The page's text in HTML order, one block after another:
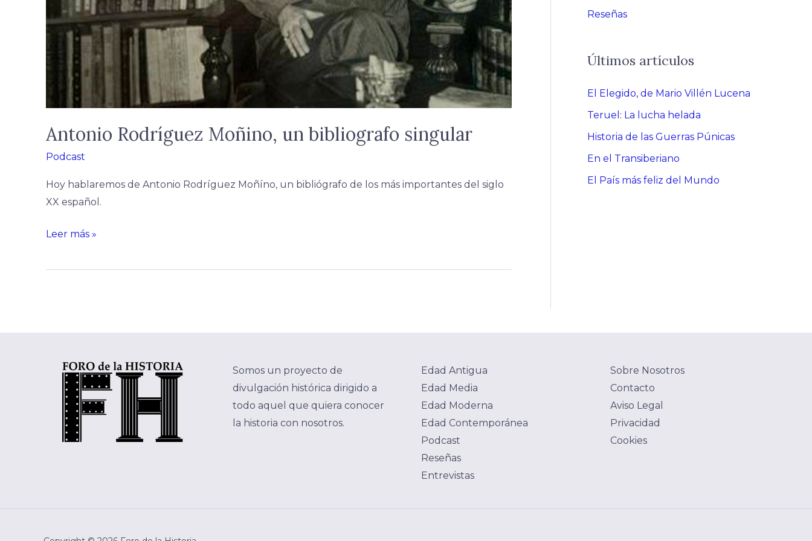
Antonio Rodríguez Moñino, un bibliografo singular
Podcast
Hoy hablaremos de Antonio Rodríguez Moñíno, un bibliógrafo de los más importantes del siglo
XX español.
Leer más »
Reseñas
Últimos artículos
El Elegido, de Mario Villén Lucena
Teruel: La lucha helada
Historia de las Guerras Púnicas
En el Transiberiano
El País más feliz del Mundo
Somos un proyecto de
divulgación histórica dirigido a
todo aquel que quiera conocer
la historia con nosotros.
Edad Antigua
Edad Media
Edad Moderna
Edad Contemporánea
Podcast
Reseñas
Entrevistas
Sobre Nosotros
Contacto
Aviso Legal
Privacidad
Cookies